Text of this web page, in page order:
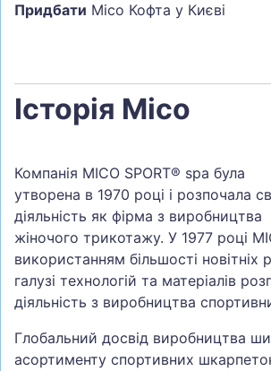
Придбати Mico Кофта у Києві
Історія Mico
Компанія MICO SPORT® spa була
утворена в 1970 році і розпочала
діяльність як фірма з виробництва
жіночого трикотажу. У 1977 році
використанням більшості новітніх
галузі технологій та матеріалів
діяльність з виробництва
Глобальний досвід виробництва
асортименту спортивних